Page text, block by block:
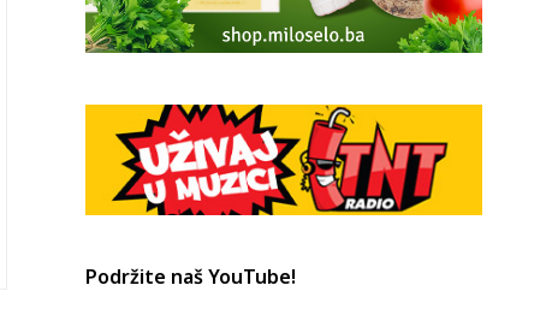
Podržite naš YouTube!